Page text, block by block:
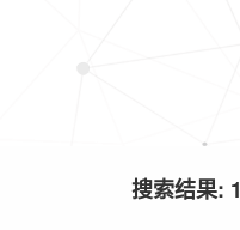
搜索结果: 1